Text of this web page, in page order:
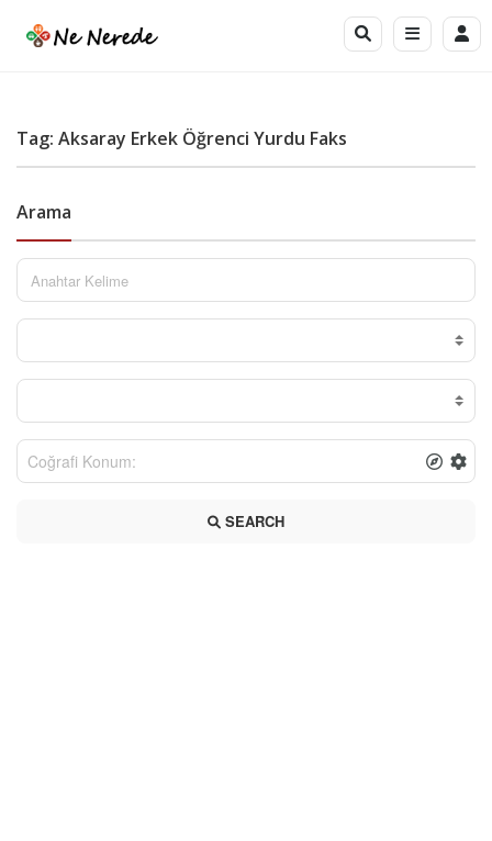
Tag: Aksaray Erkek Öğrenci Yurdu Faks
Arama
SEARCH